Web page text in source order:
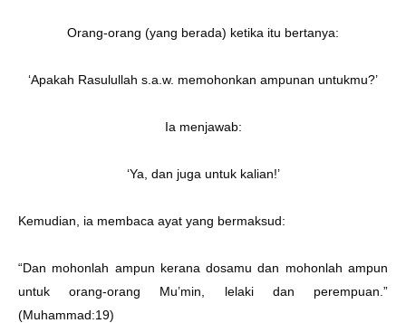
Orang-orang (yang berada) ketika itu bertanya:
‘Apakah Rasulullah s.a.w. memohonkan ampunan untukmu?’
Ia menjawab:
‘Ya, dan juga untuk kalian!’
Kemudian, ia membaca ayat yang bermaksud:
“Dan mohonlah ampun kerana dosamu dan mohonlah ampun
untuk orang-orang Mu’min, lelaki dan perempuan.”
(Muhammad:19)